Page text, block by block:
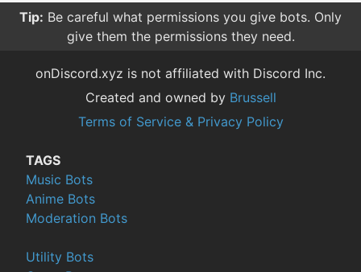
Tip: Be careful what permissions you give bots. Only
give them the permissions they need.
onDiscord.xyz is not affiliated with Discord Inc.
Created and owned by Brussell
Terms of Service & Privacy Policy
TAGS
Music Bots
Anime Bots
Moderation Bots
Utility Bots